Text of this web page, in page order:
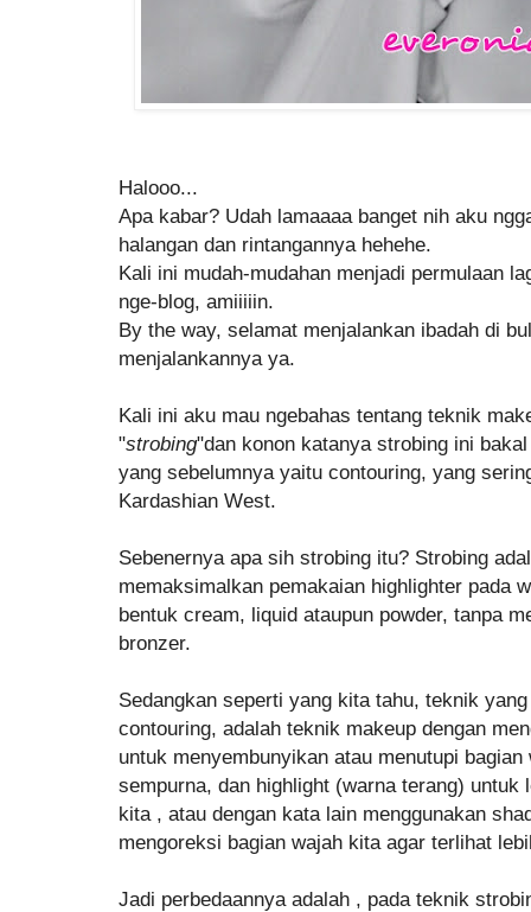
Halooo...
Apa kabar? Udah lamaaaa banget nih aku
halangan dan rintangannya hehehe.
Kali ini mudah-mudahan menjadi permulaan
nge-blog, amiiiiin.
By the way, selamat menjalankan ibadah di
menjalankannya ya.
Kali ini aku mau ngebahas tentang teknik
"strobing"dan konon katanya strobing ini
yang sebelumnya yaitu contouring, yang
Kardashian West.
Sebenernya apa sih strobing itu? Strobing
memaksimalkan pemakaian highlighter pada
bentuk cream, liquid ataupun powder, tanpa
bronzer.
Sedangkan seperti yang kita tahu, teknik
contouring, adalah teknik makeup dengan
untuk menyembunyikan atau menutupi
sempurna, dan highlight (warna terang) untuk
kita , atau dengan kata lain menggunakan
mengoreksi bagian wajah kita agar terlihat
Jadi perbedaannya adalah , pada teknik